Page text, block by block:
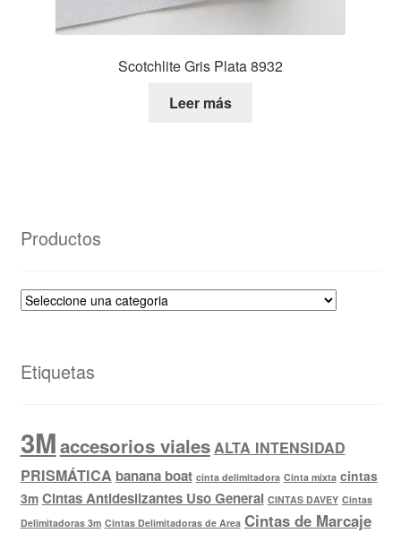
Scotchlite Gris Plata 8932
Leer más
Productos
Etiquetas
3Maccesorios vialesALTA INTENSIDAD
PRISMÁTICA banana boat cinta delimitadora Cinta mixta cintas
3m Cintas Antideslizantes Uso General CINTAS DAVEY Cintas
Delimitadoras 3m Cintas Delimitadoras de Area Cintas de Marcaje